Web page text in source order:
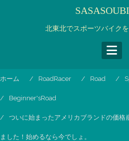
キ
プ
北東北でスポーツバイク
ホーム RoadRacer Road
Beginner'sRoad
ついに始まったアメリカブランドの価格
ました！始めるなら今でしょ。